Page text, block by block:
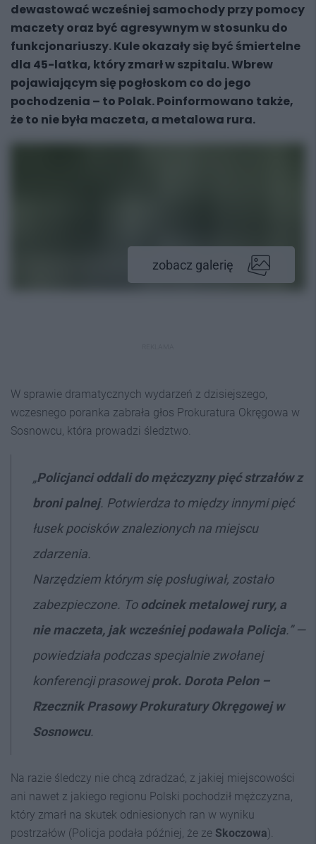
dewastować wcześniej samochody przy pomocy
maczety oraz być agresywnym w stosunku do
funkcjonariuszy. Kule okazały się być śmiertelne
dla 45-latka, który zmarł w szpitalu. Wbrew
pojawiającym się pogłoskom co do jego
pochodzenia – to Polak. Poinformowano także,
że to nie była maczeta, a metalowa rura.
zobacz galerię
W sprawie dramatycznych wydarzeń z dzisiejszego,
wczesnego poranka zabrała głos Prokuratura Okręgowa w
Sosnowcu, która prowadzi śledztwo.
„Policjanci oddali do mężczyzny pięć strzałów z
broni palnej. Potwierdza to między innymi pięć
łusek pocisków znalezionych na miejscu
zdarzenia.
Narzędziem którym się posługiwał, zostało
zabezpieczone. To odcinek metalowej rury, a
nie maczeta, jak wcześniej podawała Policja.” —
powiedziała podczas specjalnie zwołanej
konferencji prasowejprok. Dorota Pelon –
Rzecznik Prasowy Prokuratury Okręgowej w
Sosnowcu.
Na razie śledczy nie chcą zdradzać, z jakiej miejscowości
ani nawet z jakiego regionu Polski pochodził mężczyzna,
który zmarł na skutek odniesionych ran w wyniku
postrzałów (Policja podała później, że ze Skoczowa).